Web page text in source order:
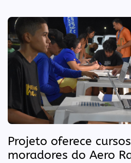
Projeto oferece
moradores do Aero